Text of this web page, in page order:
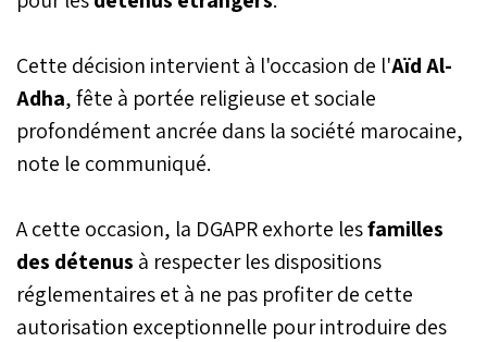
Cette décision intervient à l'occasion de l'Aïd Al-
Adha, fête à portée religieuse et sociale
profondément ancrée dans la société marocaine,
note le communiqué.
A cette occasion, la DGAPR exhorte lesfamilles
des détenus à respecter les dispositions
réglementaires et à ne pas profiter de cette
autorisation exceptionnelle pour introduire des